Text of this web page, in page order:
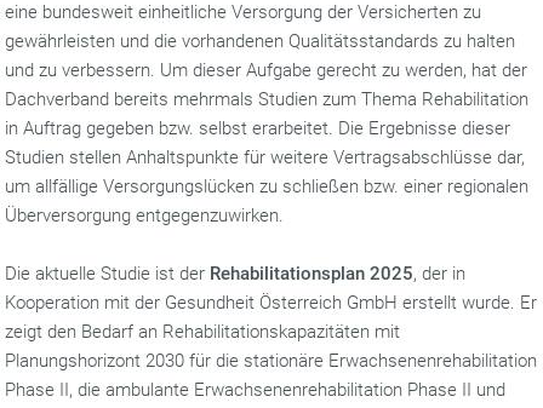
eine bundesweit einheitliche Versorgung der Versicherten zu
gewährleisten und die vorhandenen Qualitätsstandards zu halten
und zu verbessern. Um dieser Aufgabe gerecht zu werden, hat der
Dachverband bereits mehrmals Studien zum Thema Rehabilitation
in Auftrag gegeben bzw. selbst erarbeitet. Die Ergebnisse dieser
Studien stellen Anhaltspunkte für weitere Vertragsabschlüsse dar,
um allfällige Versorgungslücken zu schließen bzw. einer regionalen
Überversorgung entgegenzuwirken.
Die aktuelle Studie ist der Rehabilitationsplan 2025, der in
Kooperation mit der Gesundheit Österreich GmbH erstellt wurde. Er
zeigt den Bedarf an Rehabilitationskapazitäten mit
Planungshorizont 2030 für die stationäre Erwachsenenrehabilitation
Phase II, die ambulante Erwachsenenrehabilitation Phase II und